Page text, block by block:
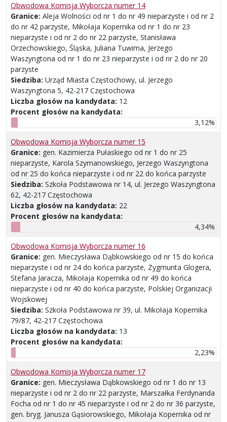
Obwodowa Komisja Wyborcza numer 14
Granice: Aleja Wolności od nr 1 do nr 49 nieparzyste i od nr 2
do nr 42 parzyste, Mikołaja Kopernika od nr 1 do nr 23
nieparzyste i od nr 2 do nr 22 parzyste, Stanisława
Orzechowskiego, Śląska, Juliana Tuwima, Jerzego
Waszyngtona od nr 1 do nr 23 nieparzyste i od nr 2 do nr 20
parzyste
Siedziba: Urząd Miasta Częstochowy, ul. Jerzego
Waszyngtona 5, 42-217 Częstochowa
Liczba głosów na kandydata: 12
Procent głosów na kandydata:
3,12%
Obwodowa Komisja Wyborcza numer 15
Granice: gen. Kazimierza Pułaskiego od nr 1 do nr 25
nieparzyste, Karola Szymanowskiego, Jerzego Waszyngtona
od nr 25 do końca nieparzyste i od nr 22 do końca parzyste
Siedziba: Szkoła Podstawowa nr 14, ul. Jerzego Waszyngtona
62, 42-217 Częstochowa
Liczba głosów na kandydata: 22
Procent głosów na kandydata:
4,34%
Obwodowa Komisja Wyborcza numer 16
Granice: gen. Mieczysława Dąbkowskiego od nr 15 do końca
nieparzyste i od nr 24 do końca parzyste, Zygmunta Glogera,
Stefana Jaracza, Mikołaja Kopernika od nr 49 do końca
nieparzyste i od nr 40 do końca parzyste, Polskiej Organizacji
Wojskowej
Siedziba: Szkoła Podstawowa nr 39, ul. Mikołaja Kopernika
79/87, 42-217 Częstochowa
Liczba głosów na kandydata: 13
Procent głosów na kandydata:
2,23%
Obwodowa Komisja Wyborcza numer 17
Granice: gen. Mieczysława Dąbkowskiego od nr 1 do nr 13
nieparzyste i od nr 2 do nr 22 parzyste, Marszałka Ferdynanda
Focha od nr 1 do nr 45 nieparzyste i od nr 2 do nr 36 parzyste,
gen. bryg. Janusza Gąsiorowskiego, Mikołaja Kopernika od nr